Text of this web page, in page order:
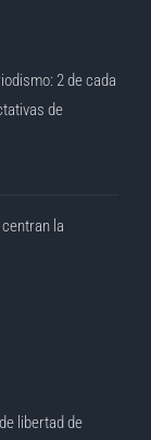
2 de cada
de
la
libertad de